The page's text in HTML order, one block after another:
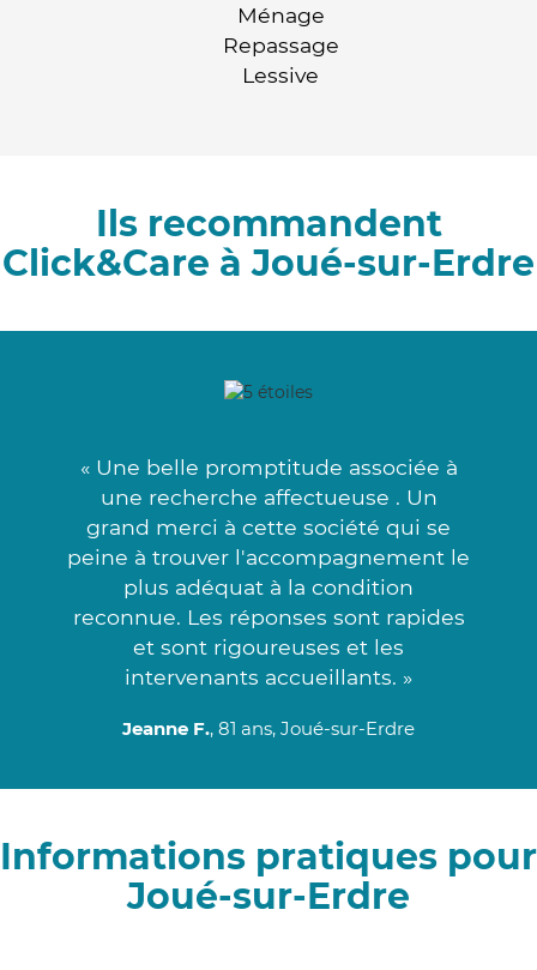
Ménage
Repassage
Lessive
Ils recommandent
Click&Care à Joué-sur-Erdre
« Une belle promptitude associée à
une recherche affectueuse . Un
grand merci à cette société qui se
peine à trouver l'accompagnement le
plus adéquat à la condition
reconnue. Les réponses sont rapides
et sont rigoureuses et les
intervenants accueillants. »
Jeanne F., 81 ans, Joué-sur-Erdre
Informations pratiques pour
Joué-sur-Erdre